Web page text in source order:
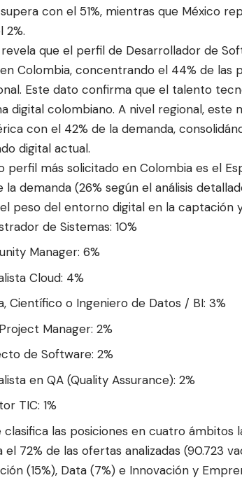
con el 51%, mientras que México
2%.
revela que el perfil de Desarrollador de
Colombia, concentrando el 44% de las
Este dato confirma que el talento
digital colombiano. A nivel regional,
con el 42% de la demanda,
digital actual.
perfil más solicitado en Colombia es el
la demanda (26% según el análisis
peso del entorno digital en la captación
de Sistemas: 10%
Manager: 6%
Cloud: 4%
Científico o Ingeniero de Datos / BI: 3%
Manager: 2%
de Software: 2%
en QA (Quality Assurance): 2%
TIC: 1%
clasifica las posiciones en cuatro ámbitos
72% de las ofertas analizadas (90.723
(15%), Data (7%) e Innovación y